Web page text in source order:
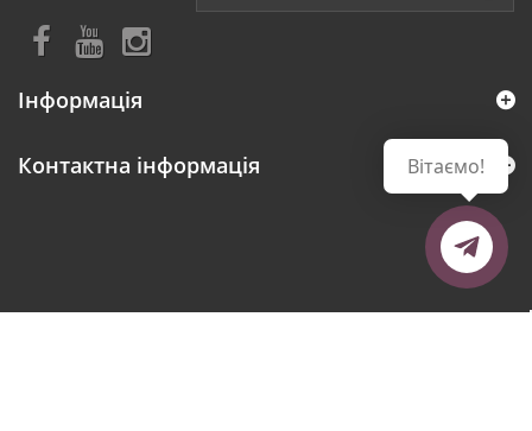
Інформація
Контактна інформація Вітаємо!